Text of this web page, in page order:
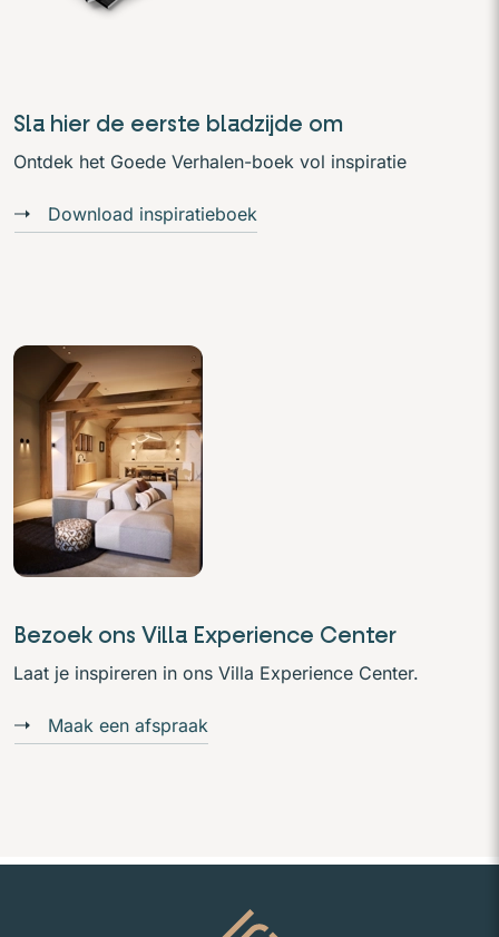
Sla hier de eerste bladzijde om
Ontdek het Goede Verhalen-boek vol inspiratie
Download inspiratieboek
Bezoek ons Villa Experience Center
Laat je inspireren in ons Villa Experience Center.
Maak een afspraak
Naar homepage